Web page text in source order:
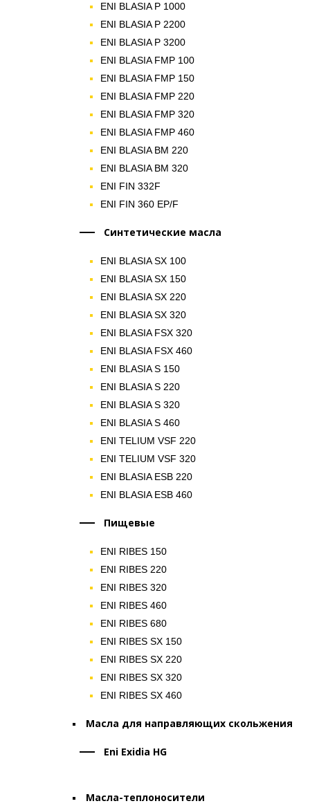
ENI BLASIA P 1000
ENI BLASIA P 2200
ENI BLASIA P 3200
ENI BLASIA FMP 100
ENI BLASIA FMP 150
ENI BLASIA FMP 220
ENI BLASIA FMP 320
ENI BLASIA FMP 460
ENI BLASIA BM 220
ENI BLASIA BM 320
ENI FIN 332F
ENI FIN 360 EP/F
Синтетические масла
ENI BLASIA SX 100
ENI BLASIA SX 150
ENI BLASIA SX 220
ENI BLASIA SX 320
ENI BLASIA FSX 320
ENI BLASIA FSX 460
ENI BLASIA S 150
ENI BLASIA S 220
ENI BLASIA S 320
ENI BLASIA S 460
ENI TELIUM VSF 220
ENI TELIUM VSF 320
ENI BLASIA ESB 220
ENI BLASIA ESB 460
Пищевые
ENI RIBES 150
ENI RIBES 220
ENI RIBES 320
ENI RIBES 460
ENI RIBES 680
ENI RIBES SX 150
ENI RIBES SX 220
ENI RIBES SX 320
ENI RIBES SX 460
Масла для направляющих скольжения
Eni Exidia HG
Масла-теплоносители